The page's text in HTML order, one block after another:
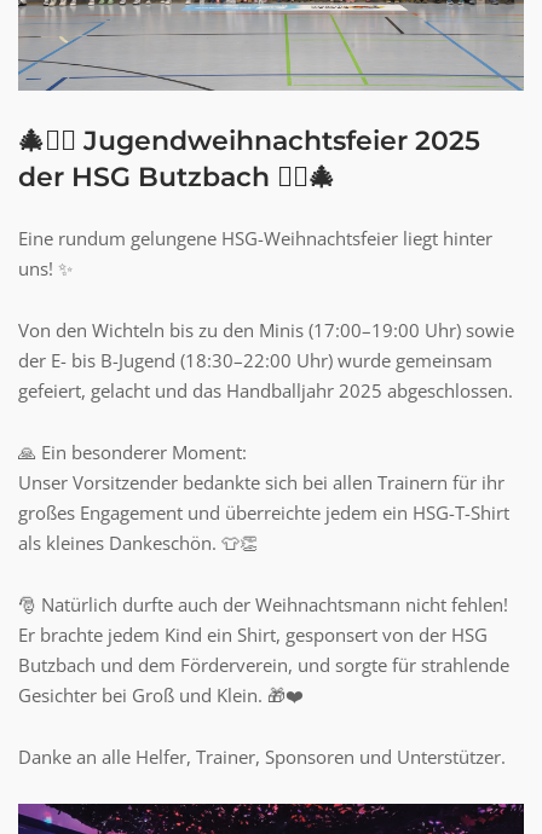
🎄🤾‍♂️ Jugendweihnachtsfeier 2025
der HSG Butzbach 🤾‍♀️🎄
Eine rundum gelungene HSG-Weihnachtsfeier liegt hinter
uns! ✨
Von den Wichteln bis zu den Minis (17:00–19:00 Uhr) sowie
der E- bis B-Jugend (18:30–22:00 Uhr) wurde gemeinsam
gefeiert, gelacht und das Handballjahr 2025 abgeschlossen.
🙏 Ein besonderer Moment:
Unser Vorsitzender bedankte sich bei allen Trainern für ihr
großes Engagement und überreichte jedem ein HSG-T-Shirt
als kleines Dankeschön. 👕👏
🎅 Natürlich durfte auch der Weihnachtsmann nicht fehlen!
Er brachte jedem Kind ein Shirt, gesponsert von der HSG
Butzbach und dem Förderverein, und sorgte für strahlende
Gesichter bei Groß und Klein. 🎁❤️
Danke an alle Helfer, Trainer, Sponsoren und Unterstützer.